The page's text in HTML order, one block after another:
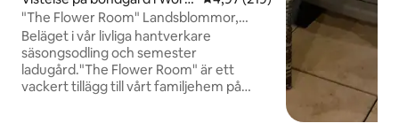
estershire
"The Flower Room" Landsblommor,
Landsutsikt.
Beläget i vår livliga hantverkare
säsongsodling och semester
ladugård."The Flower Room" är ett
vackert tillägg till vårt familjehem på